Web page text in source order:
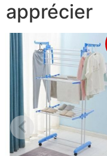
apprécier